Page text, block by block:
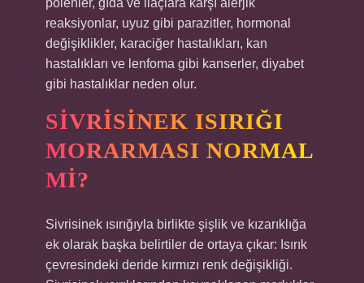
polenler, gıda ve ilaçlara karşı alerjik
reaksiyonlar, uyuz gibi parazitler, hormonal
değişiklikler, karaciğer hastalıkları, kan
hastalıkları ve lenfoma gibi kanserler, diyabet
gibi hastalıklar neden olur.
SIVRISINEK ISIRIĞI
MORARMASI NORMAL
MI?
Sivrisinek ısırığıyla birlikte şişlik ve kızarıklığa
ek olarak başka belirtiler de ortaya çıkar: Isırık
çevresindeki deride kırmızı renk değişikliği.